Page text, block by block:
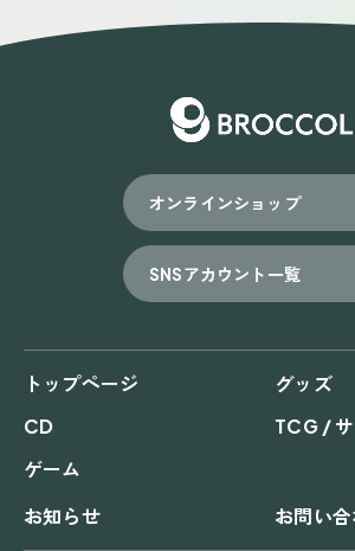
ゲ
オンラインショップ
SNSアカウント一覧
トップページ
グッズ
CD
TCG /
ゲーム
お知らせ
お問い